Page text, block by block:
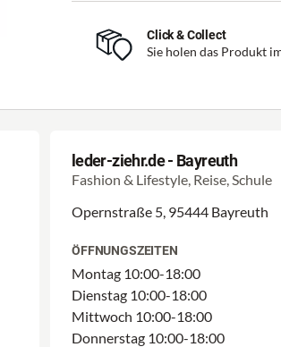
Click & Collect
Sie holen das Produkt
leder-ziehr.de - Bayreuth
Fashion & Lifestyle, Reise, Schule
Opernstraße 5, 95444 Bayreuth
ÖFFNUNGSZEITEN
Montag 10:00-18:00
Dienstag 10:00-18:00
Mittwoch 10:00-18:00
Donnerstag 10:00-18:00